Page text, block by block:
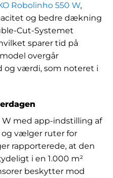
Robolinho 550 W,
og bedre dækning
Cut-Systemet
sparer tid på
overgår
og værdi, som noteret i
W med app-indstilling af
og vælger ruter for
rapporterede, at den
i en 1.000 m²
beskytter mod